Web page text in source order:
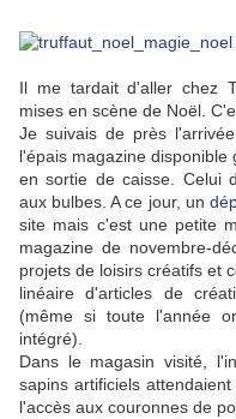
Il me tardait d'aller chez
mises en scène de Noël.
Je suivais de près
l'épais magazine
en sortie de caisse. Celui
aux bulbes. A ce jour, un
site mais c'est une petite
magazine de novembre-
projets de loisirs créatifs et
linéaire d'articles de
(même si toute l'année
intégré).
Dans le magasin visité,
sapins artificiels
l'accès aux couronnes de